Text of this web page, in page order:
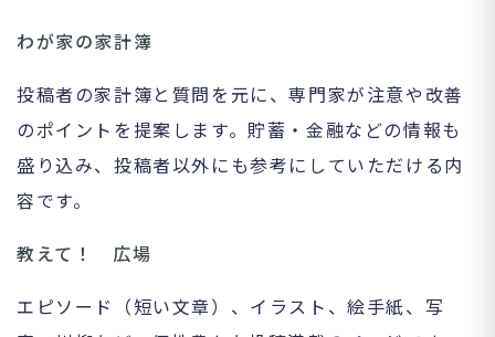
わが家の家計簿
投稿者の家計簿と質問を元に、専門家が注意や改善
のポイントを提案します。貯蓄・金融などの情報も
盛り込み、投稿者以外にも参考にしていただける内
容です。
教えて！ 広場
エピソード（短い文章）、イラスト、絵手紙、写